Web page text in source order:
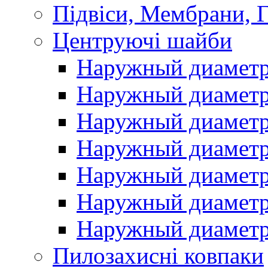
Підвіси, Мембрани,
Центруючі шайби
Наружный
Наружный
Наружный
Наружный
Наружный
Наружный
Наружный
Пилозахисні ковпаки